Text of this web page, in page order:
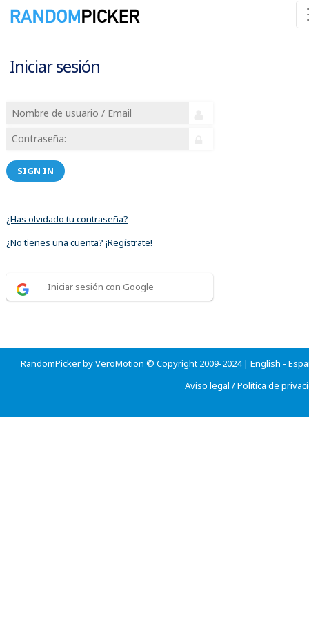
Iniciar sesión
SIGN IN
¿Has olvidado tu contraseña?
¿No tienes una cuenta? ¡Regístrate!
Iniciar sesión con Google
RandomPicker by VeroMotion © Copyright 2009-2024 | English -
Aviso legal /Política de